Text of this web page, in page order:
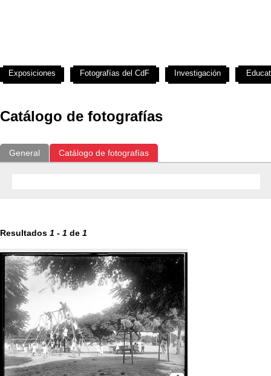
Catálogo de fotografías
General Catálogo de fotografías
Resultados 1 - 1 de 1
Exposiciones Fotografías del CdF Investigación